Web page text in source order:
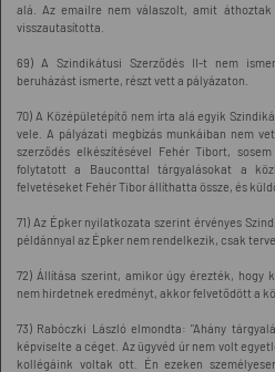
alá. Az emailre nem válaszolt, amit áthoztak
visszautasította.
69) A Szindikátusi Szerződés II-t nem
beruházást ismerte, részt vett a pályázaton.
70) A Középületépítő nem írta alá egyik
vele. A pályázati megbízás munkáiban nem
szerződés elkészítésével Fehér Tibort,
folytatott a Bauconttal tárgyalásokat a
felvetéseket Fehér Tibor állíthatta össze, és
71) Az Épker nyilatkozata szerint érvényes
példánnyal az Épker nem rendelkezik, csak
72) Állítása szerint, amikor úgy érezték, hogy
nem hirdetnek eredményt, akkor felvetődött a
73) Rabóczki László elmondta: "Ahány
képviselte a céget. Az ügyvéd úr nem volt
kollégáink voltak ott. Én ezeken